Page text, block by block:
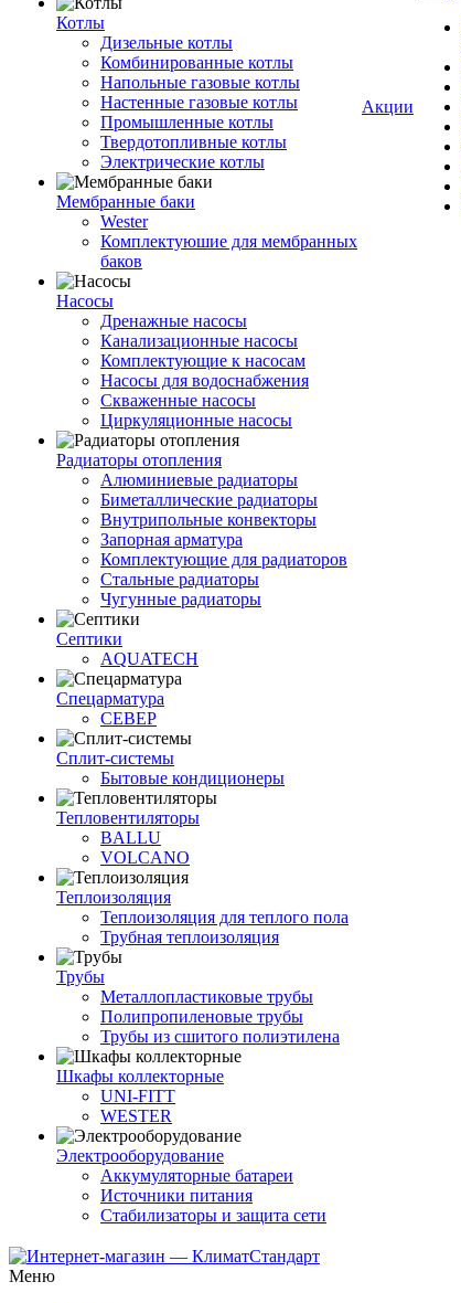
Котлы
Дизельные котлы
Комбинированные котлы
Напольные газовые котлы
Настенные газовые котлы
Промышленные котлы
Твердотопливные котлы
Электрические котлы
Мембранные баки
Wester
Комплектуюшие для мембранных
баков
Насосы
Дренажные насосы
Канализационные насосы
Комплектующие к насосам
Насосы для водоснабжения
Скваженные насосы
Циркуляционные насосы
Радиаторы отопления
Алюминиевые радиаторы
Биметаллические радиаторы
Внутрипольные конвекторы
Запорная арматура
Комплектующие для радиаторов
Стальные радиаторы
Чугунные радиаторы
Септики
AQUATECH
Спецарматура
СЕВЕР
Сплит-системы
Бытовые кондиционеры
Тепловентиляторы
BALLU
VOLCANO
Теплоизоляция
Теплоизоляция для теплого пола
Трубная теплоизоляция
Трубы
Металлопластиковые трубы
Полипропиленовые трубы
Трубы из сшитого полиэтилена
Шкафы коллекторные
UNI-FITT
WESTER
Электрооборудование
Аккумуляторные батареи
Источники питания
Стабилизаторы и защита сети
Акции
Меню